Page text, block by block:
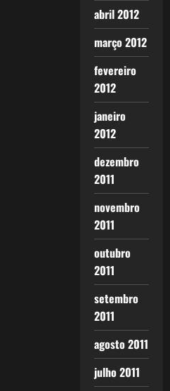
abril 2012
março 2012
fevereiro
2012
janeiro
2012
dezembro
2011
novembro
2011
outubro
2011
setembro
2011
agosto 2011
julho 2011